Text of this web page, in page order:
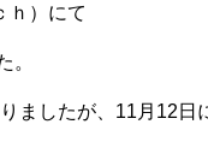
ｈ）にて
。
ましたが、11月12日